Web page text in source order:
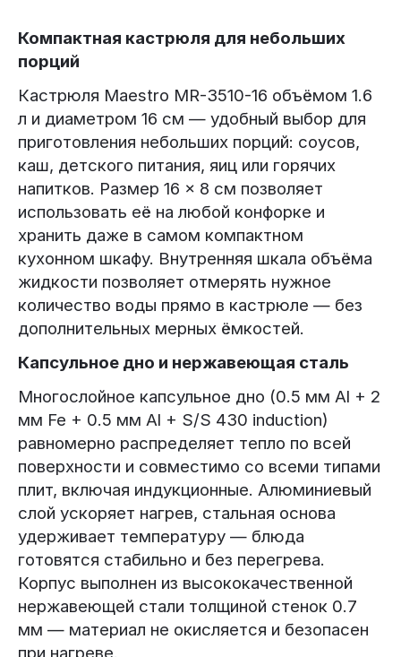
Компактная кастрюля для небольших
порций
Кастрюля Maestro MR-3510-16 объёмом 1.6
л и диаметром 16 см — удобный выбор для
приготовления небольших порций: соусов,
каш, детского питания, яиц или горячих
напитков. Размер 16 × 8 см позволяет
использовать её на любой конфорке и
хранить даже в самом компактном
кухонном шкафу. Внутренняя шкала объёма
жидкости позволяет отмерять нужное
количество воды прямо в кастрюле — без
дополнительных мерных ёмкостей.
Капсульное дно и нержавеющая сталь
Многослойное капсульное дно (0.5 мм Al + 2
мм Fe + 0.5 мм Al + S/S 430 induction)
равномерно распределяет тепло по всей
поверхности и совместимо со всеми типами
плит, включая индукционные. Алюминиевый
слой ускоряет нагрев, стальная основа
удерживает температуру — блюда
готовятся стабильно и без перегрева.
Корпус выполнен из высококачественной
нержавеющей стали толщиной стенок 0.7
мм — материал не окисляется и безопасен